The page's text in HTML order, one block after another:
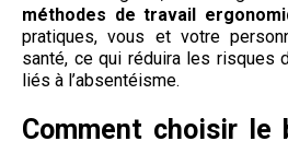
méthodes de travail
pratiques, vous et votre
santé, ce qui réduira les risques
liés à l’absentéisme.
Comment choisir le